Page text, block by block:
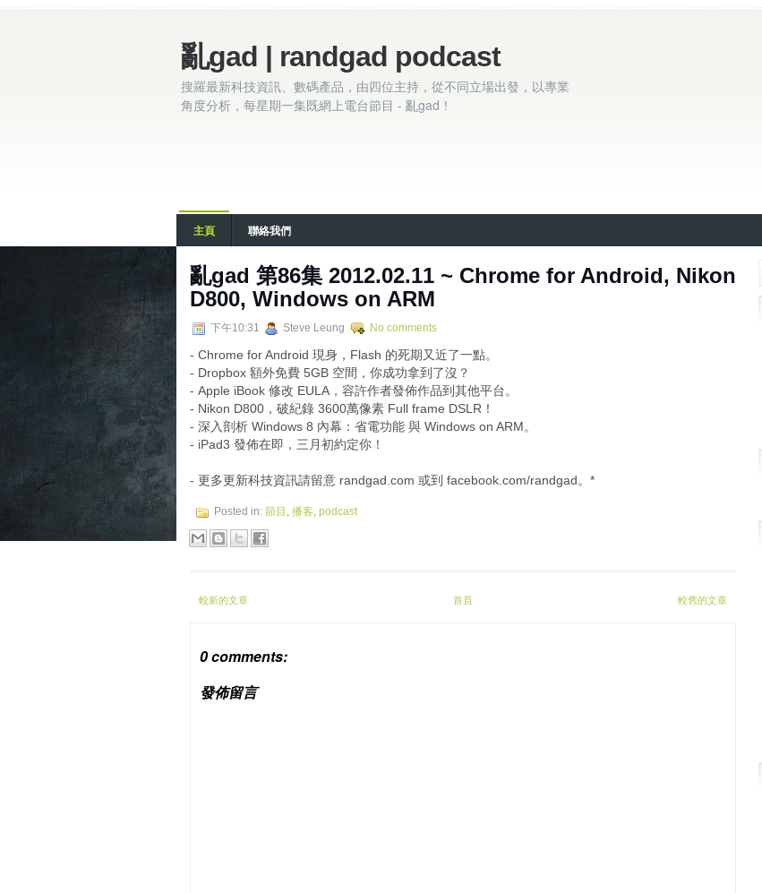
亂gad | randgad podcast
搜羅最新科技資訊、數碼產品，由四位主持，從不同立場出發，以專業
角度分析，每星期一集既網上電台節目 - 亂gad！
主頁 聯絡我們
亂gad 第86集 2012.02.11 ~ Chrome for Android, Nikon
D800, Windows on ARM
下午10:31 Steve Leung No comments
- Chrome for Android 現身，Flash 的死期又近了一點。
- Dropbox 額外免費 5GB 空間，你成功拿到了沒？
- Apple iBook 修改 EULA，容許作者發佈作品到其他平台。
- Nikon D800，破紀錄 3600萬像素 Full frame DSLR！
- 深入剖析 Windows 8 內幕：省電功能 與 Windows on ARM。
- iPad3 發佈在即，三月初約定你！
- 更多更新科技資訊請留意 randgad.com 或到 facebook.com/randgad。*
Posted in: 節目 , 播客, podcast
較新的文章 較舊的文章
首頁
0 comments:
發佈留言